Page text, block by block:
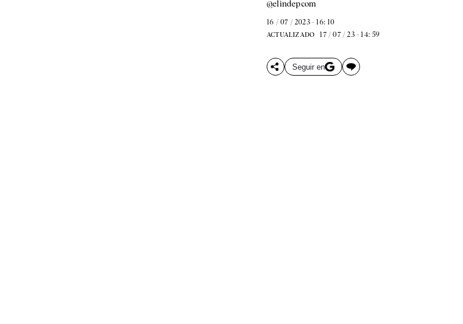
@elindepcom
16 / 07 / 2023 - 16: 10
ACTUALIZADO 17 / 07 / 23 - 14: 59
Seguir en